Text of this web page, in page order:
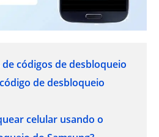
códigos de desbloqueio
de desbloqueio
celular usando o